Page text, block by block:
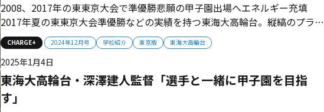
CHARGE+ 2024年12月号 学校紹介 東京版 東海大高輪台
2008、2017年の東東京大会で準優勝悲願の甲子園出場へエネルギー充填
2017年夏の東東京大会準優勝などの実績を持つ東海大高輪台。縦縞のプライ
ドを宿す東東京の名門は、悲願の甲子園出場へ向けて情熱を注いでいる。 ■
若き指揮官のもと新たなスタート 東海大高輪台は2008、2017年夏の東東京
大会で決勝進出を果たし甲子園...
東海大高輪台・深澤建人監督「選手と一緒に甲子園を目指
す」
2025年1月4日